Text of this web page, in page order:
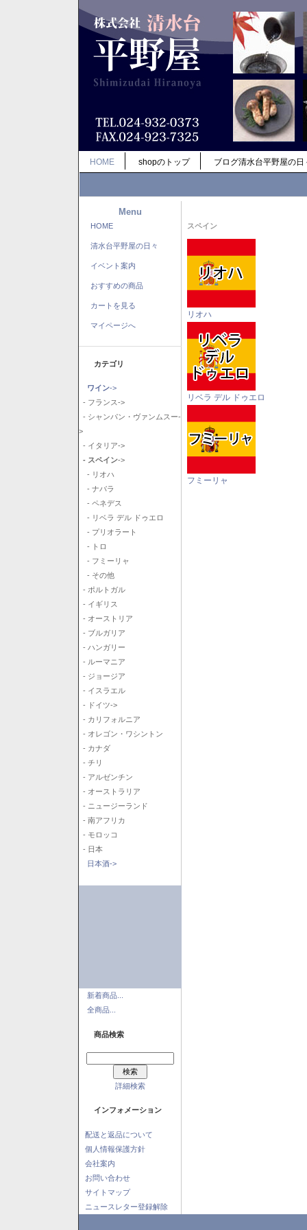
HOME shopのトップ ブログ清水台平野屋の日
Menu
HOME
清水台平野屋の日々
イベント案内
おすすめの商品
カートを見る
マイページへ
カテゴリ
ワイン->
- フランス->
- シャンパン・ヴァンムスー-
>
- イタリア->
- スペイン->
- リオハ
- ナバラ
- ペネデス
- リベラ デル ドゥエロ
- プリオラート
- トロ
- フミーリャ
- その他
- ポルトガル
- イギリス
- オーストリア
- ブルガリア
- ハンガリー
- ルーマニア
- ジョージア
- イスラエル
- ドイツ->
- カリフォルニア
- オレゴン・ワシントン
- カナダ
- チリ
- アルゼンチン
- オーストラリア
- ニュージーランド
- 南アフリカ
- モロッコ
- 日本
日本酒->
新着商品...
全商品...
商品検索
詳細検索
インフォメーション
配送と返品について
個人情報保護方針
会社案内
お問い合わせ
サイトマップ
ニュースレター登録解除
スペイン
リオハ
リベラ デル ドゥエロ
フミーリャ